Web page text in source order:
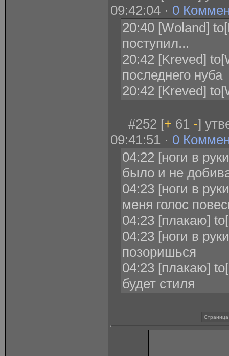
09:42:04 · 0
20:40 [Woland]
поступил...
20:42 [Kreved]
последнего нуба
20:42 [Kreved]
#252 [+ 61 -]
09:41:51 · 0
04:22 [ноги в
было и не
04:23 [ноги в
меня голос
04:23 [плакаю]
04:23 [ноги в
позоришься
04:23 [плакаю]
будет стиля